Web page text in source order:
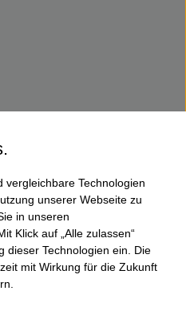
vergleichbare Technologien
unserer Webseite zu
in unseren
Klick auf „Alle zulassen“
dieser Technologien ein. Die
mit Wirkung für die Zukunft